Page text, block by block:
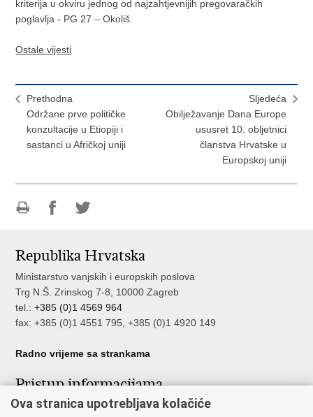
kriterija u okviru jednog od najzahtjevnijih pregovaračkih
poglavlja - PG 27 – Okoliš.
Ostale vijesti
Prethodna
Održane prve političke
konzultacije u Etiopiji i
sastanci u Afričkoj uniji
Sljedeća
Obilježavanje Dana Europe
ususret 10. obljetnici
članstva Hrvatske u
Europskoj uniji
Facebooku
Twitteru
Republika Hrvatska
Ministarstvo vanjskih i europskih poslova
Trg N.Š. Zrinskog 7-8, 10000 Zagreb
tel.:+385 (0)1 4569 964
fax: +385 (0)1 4551 795, +385 (0)1 4920 149
Radno vrijeme sa strankama
Pristup informacijama
Pristup informacijama
Ova stranica upotrebljava kolačiće